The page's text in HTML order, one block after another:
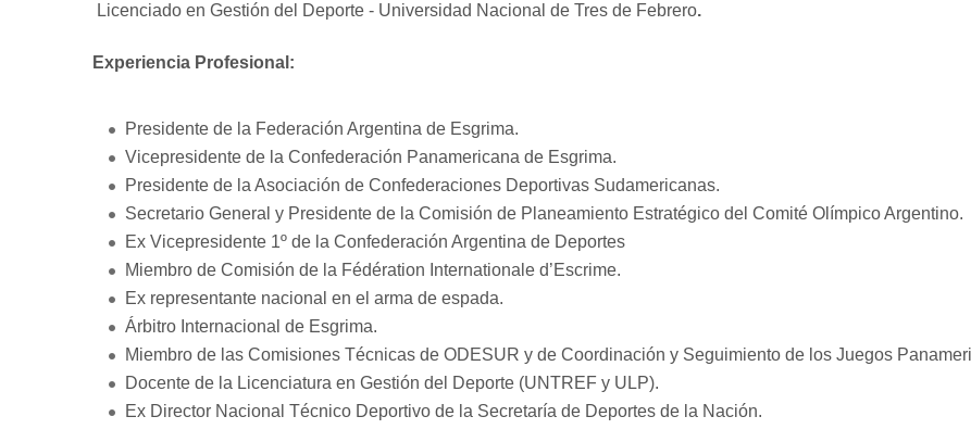
Licenciado en Gestión del Deporte - Universidad Nacional de Tres de Febrero.
Experiencia Profesional:
Presidente de la Federación Argentina de Esgrima.
Vicepresidente de la Confederación Panamericana de Esgrima.
Presidente de la Asociación de Confederaciones Deportivas Sudamericanas.
Secretario General y Presidente de la Comisión de Planeamiento Estratégico del Comité Olímpico Argentino.
Ex Vicepresidente 1º de la Confederación Argentina de Deportes
Miembro de Comisión de la Fédération Internationale d’Escrime.
Ex representante nacional en el arma de espada.
Árbitro Internacional de Esgrima.
Miembro de las Comisiones Técnicas de ODESUR y de Coordinación y Seguimiento de los Juegos
Docente de la Licenciatura en Gestión del Deporte (UNTREF y ULP).
Ex Director Nacional Técnico Deportivo de la Secretaría de Deportes de la Nación.